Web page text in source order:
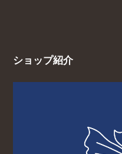
ショップ紹介